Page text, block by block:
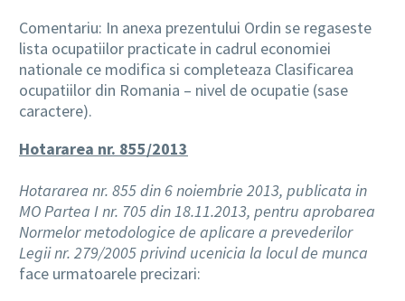
Comentariu: In anexa prezentului Ordin se regaseste
lista ocupatiilor practicate in cadrul economiei
nationale ce modifica si completeaza Clasificarea
ocupatiilor din Romania – nivel de ocupatie (sase
caractere).
Hotararea nr. 855/2013
Hotararea nr. 855 din 6 noiembrie 2013, publicata in
MO Partea I nr. 705 din 18.11.2013, pentru aprobarea
Normelor metodologice de aplicare a prevederilor
Legii nr. 279/2005 privind ucenicia la locul de munca
face urmatoarele precizari: